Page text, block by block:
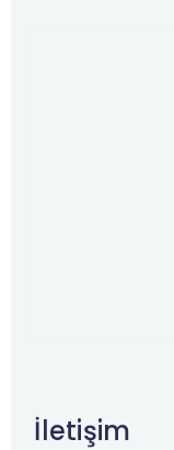
İletişim